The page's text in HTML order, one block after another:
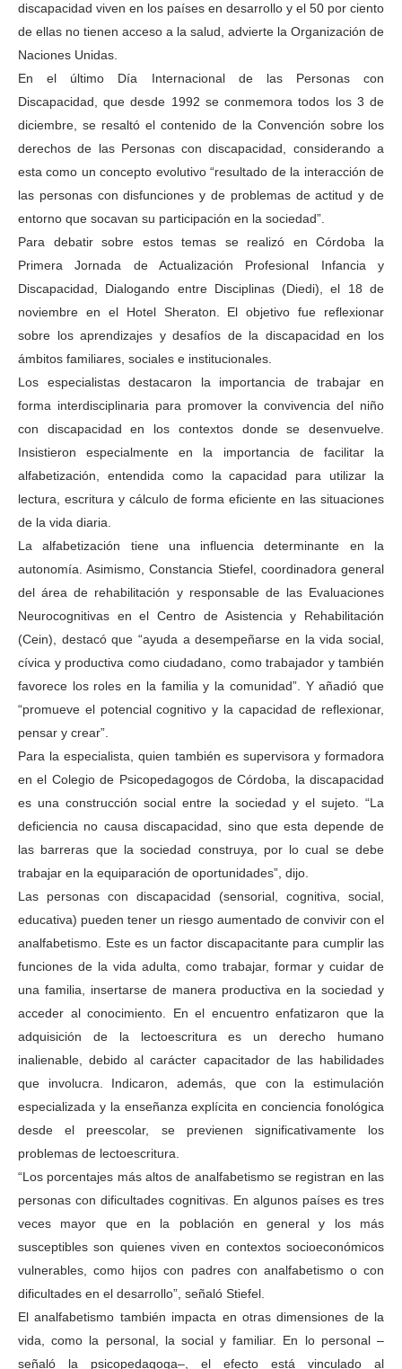
discapacidad viven en los países en desarrollo y el 50 por ciento
de ellas no tienen acceso a la salud, advierte la Organización de
Naciones Unidas.
En el último Día Internacional de las Personas con
Discapacidad, que desde 1992 se conmemora todos los 3 de
diciembre, se resaltó el contenido de la Convención sobre los
derechos de las Personas con discapacidad, considerando a
esta como un concepto evolutivo “resultado de la interacción de
las personas con disfunciones y de problemas de actitud y de
entorno que socavan su participación en la sociedad”.
Para debatir sobre estos temas se realizó en Córdoba la
Primera Jornada de Actualización Profesional Infancia y
Discapacidad, Dialogando entre Disciplinas (Diedi), el 18 de
noviembre en el Hotel Sheraton. El objetivo fue reflexionar
sobre los aprendizajes y desafíos de la discapacidad en los
ámbitos familiares, sociales e institucionales.
Los especialistas destacaron la importancia de trabajar en
forma interdisciplinaria para promover la convivencia del niño
con discapacidad en los contextos donde se desenvuelve.
Insistieron especialmente en la importancia de facilitar la
alfabetización, entendida como la capacidad para utilizar la
lectura, escritura y cálculo de forma eficiente en las situaciones
de la vida diaria.
La alfabetización tiene una influencia determinante en la
autonomía. Asimismo, Constancia Stiefel, coordinadora general
del área de rehabilitación y responsable de las Evaluaciones
Neurocognitivas en el Centro de Asistencia y Rehabilitación
(Cein), destacó que “ayuda a desempeñarse en la vida social,
cívica y productiva como ciudadano, como trabajador y también
favorece los roles en la familia y la comunidad”. Y añadió que
“promueve el potencial cognitivo y la capacidad de reflexionar,
pensar y crear”.
Para la especialista, quien también es supervisora y formadora
en el Colegio de Psicopedagogos de Córdoba, la discapacidad
es una construcción social entre la sociedad y el sujeto. “La
deficiencia no causa discapacidad, sino que esta depende de
las barreras que la sociedad construya, por lo cual se debe
trabajar en la equiparación de oportunidades”, dijo.
Las personas con discapacidad (sensorial, cognitiva, social,
educativa) pueden tener un riesgo aumentado de convivir con el
analfabetismo. Este es un factor discapacitante para cumplir las
funciones de la vida adulta, como trabajar, formar y cuidar de
una familia, insertarse de manera productiva en la sociedad y
acceder al conocimiento. En el encuentro enfatizaron que la
adquisición de la lectoescritura es un derecho humano
inalienable, debido al carácter capacitador de las habilidades
que involucra. Indicaron, además, que con la estimulación
especializada y la enseñanza explícita en conciencia fonológica
desde el preescolar, se previenen significativamente los
problemas de lectoescritura.
“Los porcentajes más altos de analfabetismo se registran en las
personas con dificultades cognitivas. En algunos países es tres
veces mayor que en la población en general y los más
susceptibles son quienes viven en contextos socioeconómicos
vulnerables, como hijos con padres con analfabetismo o con
dificultades en el desarrollo”, señaló Stiefel.
El analfabetismo también impacta en otras dimensiones de la
vida, como la personal, la social y familiar. En lo personal –
señaló la psicopedagoga–, el efecto está vinculado al